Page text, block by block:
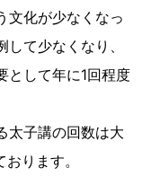
文化が少なくなっ
て少なくなり、
として年に1回程度
太子講の回数は大
ります。